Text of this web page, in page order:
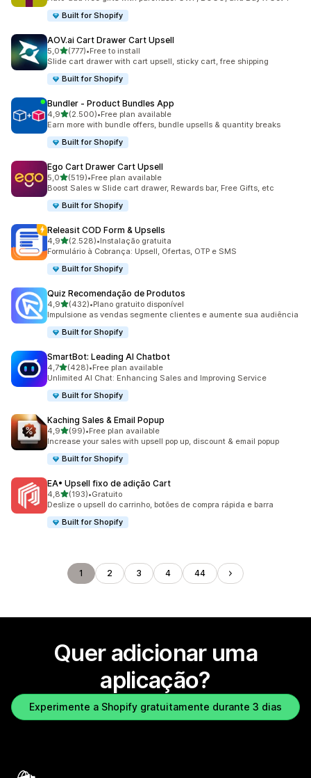
Built for Shopify
AOV.ai Cart Drawer Cart Upsell
5,0de 5 estrelas
(777)
777 total de avaliações
•Free to install
Slide cart drawer with cart upsell, sticky cart, free shipping
Built for Shopify
Bundler ‑ Product Bundles App
4,9de 5 estrelas
(2.500)
2500 total de avaliações
•Free plan available
Earn more with bundle offers, bundle upsells & quantity breaks
Built for Shopify
Ego Cart Drawer Cart Upsell
5,0de 5 estrelas
(519)
519 total de avaliações
•Free plan available
Boost Sales w Slide cart drawer, Rewards bar, Free Gifts, etc
Built for Shopify
Releasit COD Form & Upsells
4,9de 5 estrelas
(2.528)
2528 total de avaliações
•Instalação gratuita
Formulário à Cobrança: Upsell, Ofertas, OTP e SMS
Built for Shopify
Quiz Recomendação de Produtos
4,9de 5 estrelas
(432)
432 total de avaliações
•Plano gratuito disponível
Impulsione as vendas segmente clientes e aumente sua audiência
Built for Shopify
SmartBot: Leading AI Chatbot
4,7de 5 estrelas
(428)
428 total de avaliações
•Free plan available
Unlimited AI Chat: Enhancing Sales and Improving Service
Built for Shopify
Kaching Sales & Email Popup
4,9de 5 estrelas
(99)
99 total de avaliações
•Free plan available
Increase your sales with upsell pop up, discount & email popup
Built for Shopify
EA• Upsell fixo de adição Cart
4,8de 5 estrelas
(193)
193 total de avaliações
•Gratuito
Deslize o upsell do carrinho, botões de compra rápida e barra
Built for Shopify
1 2 3 4 44
Quer adicionar uma
aplicação?
Experimente a Shopify gratuitamente durante 3 dias